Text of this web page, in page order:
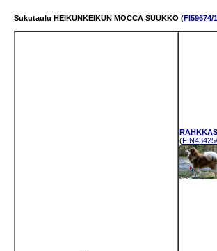
Sukutaulu HEIKUNKEIKUN MOCCA SUUKKO (FI59674/
(